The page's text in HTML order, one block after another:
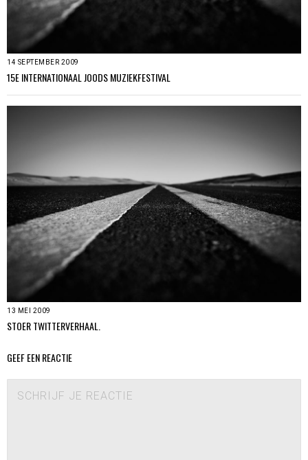
14 SEPTEMBER 2009
15E INTERNATIONAAL JOODS MUZIEKFESTIVAL
13 MEI 2009
STOER TWITTERVERHAAL.
GEEF EEN REACTIE